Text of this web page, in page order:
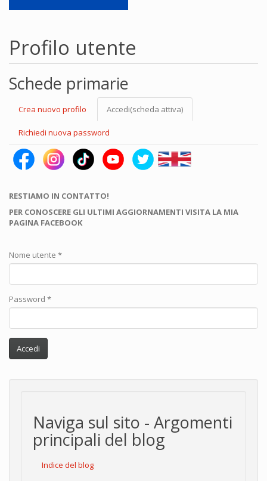
Profilo utente
Schede primarie
Crea nuovo profilo Accedi(scheda attiva)
Richiedi nuova password
RESTIAMO IN CONTATTO!
PER CONOSCERE GLI ULTIMI AGGIORNAMENTI VISITA LA MIA
PAGINA FACEBOOK
Nome utente *
Password *
Accedi
Naviga sul sito - Argomenti
principali del blog
Indice del blog